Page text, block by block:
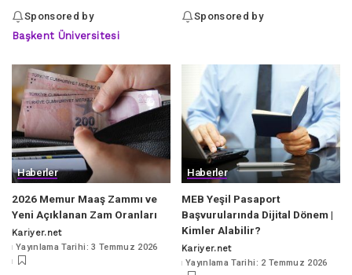
Sponsored by
Başkent Üniversitesi
Sponsored by
Haberler
2026 Memur Maaş Zammı ve
Yeni Açıklanan Zam Oranları
Posted
by
Kariyer.net
Yayınlama Tarihi: 3 Temmuz 2026
Haberler
MEB Yeşil Pasaport
Başvurularında Dijital Dönem |
Kimler Alabilir?
Posted
by
Kariyer.net
Yayınlama Tarihi: 2 Temmuz 2026